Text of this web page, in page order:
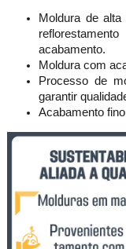
Moldura de
acabamento.
Moldura com
Processo de
garantir
Acabamento